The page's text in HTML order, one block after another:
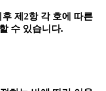
제2항 각 호에 따른
수 있습니다.